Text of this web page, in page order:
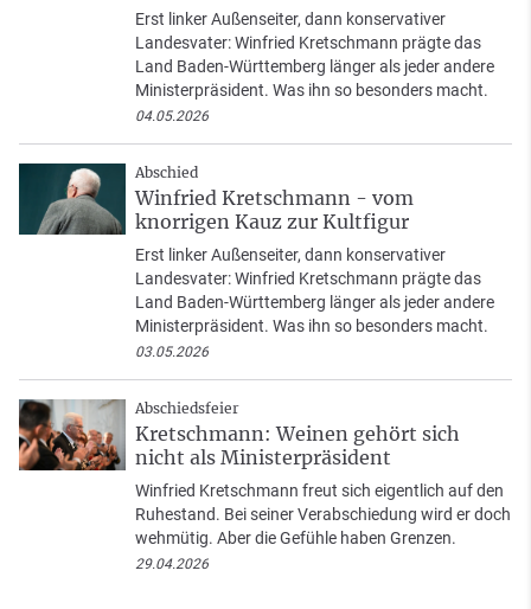
Erst linker Außenseiter, dann konservativer
Landesvater: Winfried Kretschmann prägte das
Land Baden-Württemberg länger als jeder andere
Ministerpräsident. Was ihn so besonders macht.
04.05.2026
Abschied
Winfried Kretschmann - vom
knorrigen Kauz zur Kultfigur
Erst linker Außenseiter, dann konservativer
Landesvater: Winfried Kretschmann prägte das
Land Baden-Württemberg länger als jeder andere
Ministerpräsident. Was ihn so besonders macht.
03.05.2026
Abschiedsfeier
Kretschmann: Weinen gehört sich
nicht als Ministerpräsident
Winfried Kretschmann freut sich eigentlich auf den
Ruhestand. Bei seiner Verabschiedung wird er doch
wehmütig. Aber die Gefühle haben Grenzen.
29.04.2026